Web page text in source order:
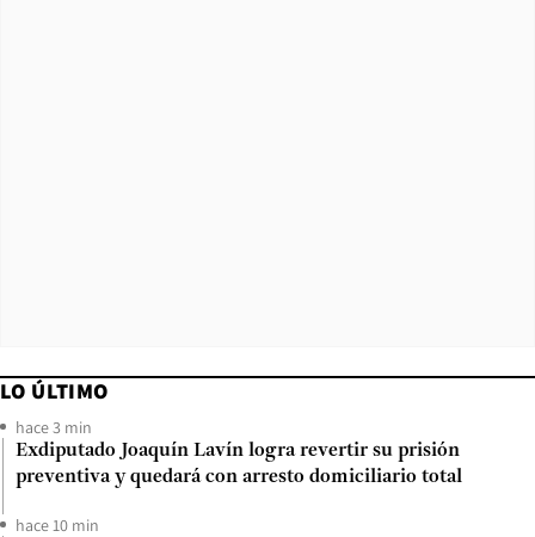
LO ÚLTIMO
hace 3 min
Exdiputado Joaquín Lavín logra revertir su prisión
preventiva y quedará con arresto domiciliario total
hace 10 min